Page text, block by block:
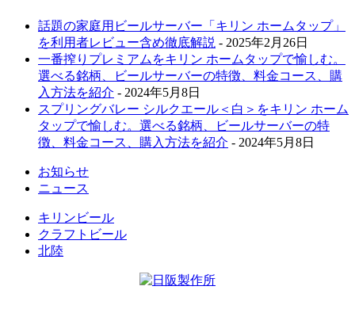
話題の家庭用ビールサーバー「キリン ホームタップ」
を利用者レビュー含め徹底解説 - 2025年2月26日
一番搾りプレミアムをキリン ホームタップで愉しむ。
選べる銘柄、ビールサーバーの特徴、料金コース、購
入方法を紹介 - 2024年5月8日
スプリングバレー シルクエール＜白＞をキリン ホーム
タップで愉しむ。選べる銘柄、ビールサーバーの特
徴、料金コース、購入方法を紹介 - 2024年5月8日
お知らせ
ニュース
キリンビール
クラフトビール
北陸